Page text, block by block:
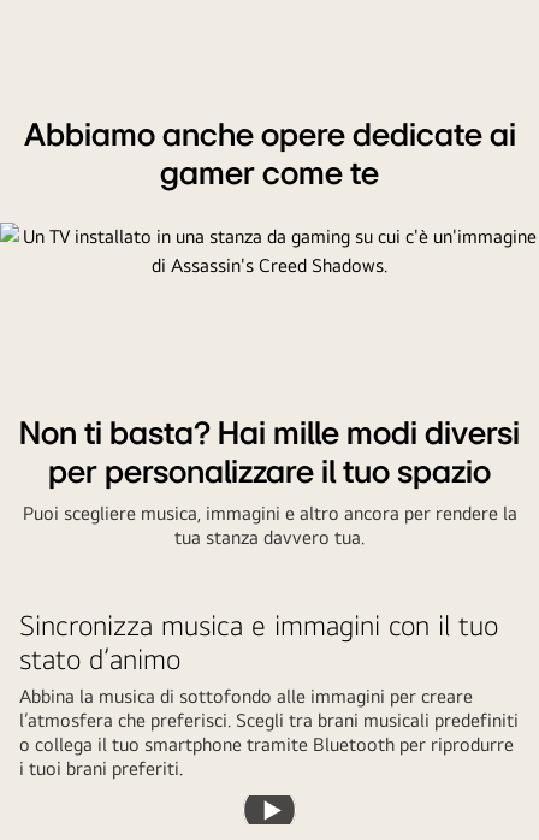
Abbiamo anche opere dedicate ai
gamer come te
Non ti basta? Hai mille modi diversi
per personalizzare il tuo spazio
Puoi scegliere musica, immagini e altro ancora per rendere la
tua stanza davvero tua.
Sincronizza musica e immagini con il tuo
stato d’animo
Abbina la musica di sottofondo alle immagini per creare
l’atmosfera che preferisci. Scegli tra brani musicali predefiniti
o collega il tuo smartphone tramite Bluetooth per riprodurre
i tuoi brani preferiti.
Riproduci